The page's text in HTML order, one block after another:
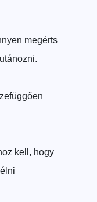
megérts
kell, hogy